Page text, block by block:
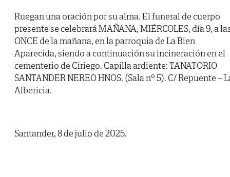
Ruegan una oración por su alma. El funeral de cuerpo
presente se celebrará MAÑANA, MIÉRCOLES, día 9, a
ONCE de la mañana, en la parroquia de La Bien
Aparecida, siendo a continuación su incineración en el
cementerio de Ciriego. Capilla ardiente: TANATORIO
SANTANDER NEREO HNOS. (Sala nº 5). C/ Repuente –
Albericia.
Santander, 8 de julio de 2025.